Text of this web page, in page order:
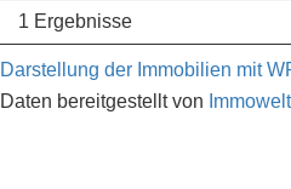
1 Ergebnisse
Darstellung der Immobilien mit
Daten bereitgestellt von Immowelt